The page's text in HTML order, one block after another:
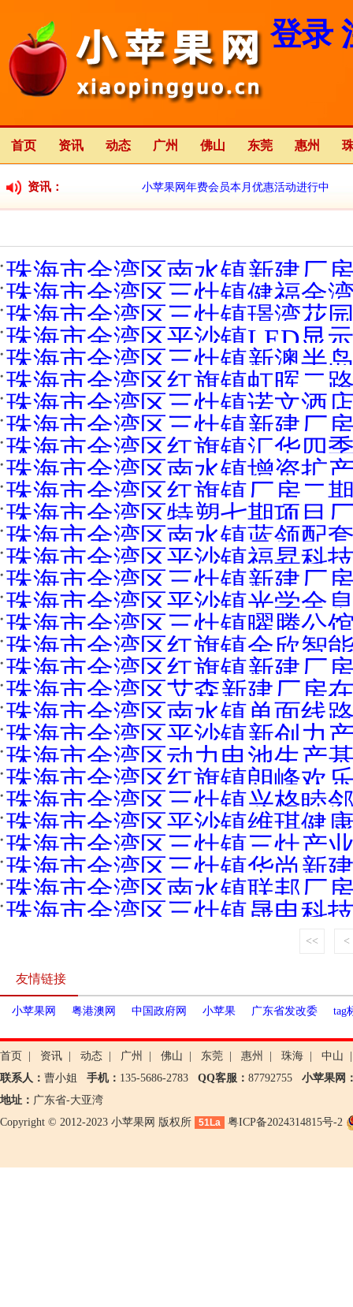
登录
首页 资讯 动态 广州 佛山 东莞 惠州
资讯： 小苹果网年费会员本月优惠活动进行中
珠海市金湾区南水镇新建厂
珠海市金湾区三灶镇健福金
珠海市金湾区三灶镇璟湾花
珠海市金湾区平沙镇LED显
珠海市金湾区三灶镇新澳半
珠海市金湾区红旗镇虹晖二
珠海市金湾区三灶镇诺文酒
珠海市金湾区三灶镇新建厂
珠海市金湾区红旗镇汇华四
珠海市金湾区南水镇增资扩
珠海市金湾区红旗镇厂房二
珠海市金湾区特塑七期项目
珠海市金湾区南水镇蓝领配
珠海市金湾区平沙镇福昇科
珠海市金湾区三灶镇新建厂
珠海市金湾区平沙镇光学全
珠海市金湾区三灶镇曜腾公
珠海市金湾区红旗镇金欣智
珠海市金湾区红旗镇新建厂
珠海市金湾区艾森新建厂房
珠海市金湾区南水镇单面线
珠海市金湾区平沙镇新创力
珠海市金湾区动力电池生产
珠海市金湾区红旗镇朗峰欢
珠海市金湾区三灶镇兴格睦
珠海市金湾区平沙镇维琪健
珠海市金湾区三灶镇三灶产
珠海市金湾区三灶镇华尚新
珠海市金湾区南水镇联邦厂
珠海市金湾区三灶镇晟电科
<< <
友情链接
小苹果网 粤港澳网 中国政府网 小苹果 广东省发改委 tag
首页 资讯 动态 广州 佛山 东莞 惠州 珠海 中山
联系人： 曹小姐 手机： 135-5686-2783 QQ客服： 87792755 小苹果网
地址： 广东省-大亚湾
Copyright © 2012-2023 小苹果网 版权所
51La 粤ICP备2024314815号-2